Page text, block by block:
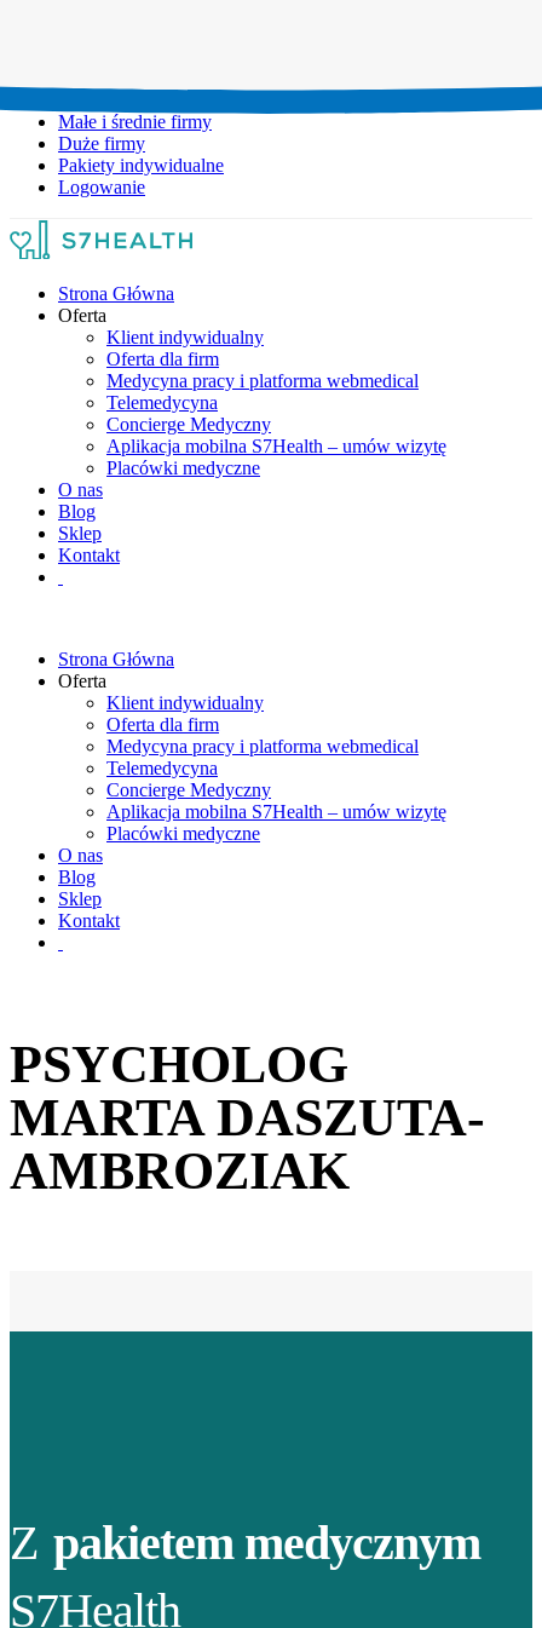
Małe i średnie firmy
Duże firmy
Pakiety indywidualne
Logowanie
Strona Główna
Oferta
Klient indywidualny
Oferta dla firm
Medycyna pracy i platforma webmedical
Telemedycyna
Concierge Medyczny
Aplikacja mobilna S7Health – umów wizytę
Placówki medyczne
O nas
Blog
Sklep
Kontakt
Strona Główna
Oferta
Klient indywidualny
Oferta dla firm
Medycyna pracy i platforma webmedical
Telemedycyna
Concierge Medyczny
Aplikacja mobilna S7Health – umów wizytę
Placówki medyczne
O nas
Blog
Sklep
Kontakt
PSYCHOLOG
MARTA DASZUTA-
AMBROZIAK
Z pakietem medycznym
S7Health